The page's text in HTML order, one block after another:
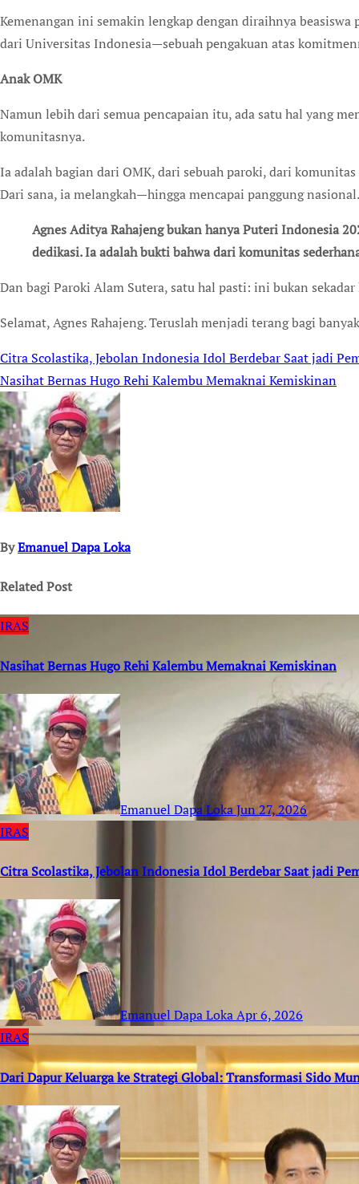
Kemenangan ini semakin lengkap dengan diraihnya
dari Universitas Indonesia—sebuah pengakuan atas
Anak OMK
Namun lebih dari semua pencapaian itu, ada satu hal yang
komunitasnya.
Ia adalah bagian dari OMK, dari sebuah paroki, dari
Dari sana, ia melangkah—hingga mencapai panggung nasional.
Agnes Aditya Rahajeng bukan hanya Puteri Indonesia 2026. Ia adalah simbol harapan, kerja keras, dan
dedikasi. Ia adalah bukti bahwa dari komunitas
Dan bagi Paroki Alam Sutera, satu hal pasti: ini bukan
Selamat, Agnes Rahajeng. Teruslah menjadi terang bagi
Post
navigation
Citra Scolastika, Jebolan Indonesia Idol Berdebar Saat jadi
Nasihat Bernas Hugo Rehi Kalembu Memaknai Kemiskinan
ByEmanuel Dapa Loka
Related Post
IRAS
Nasihat Bernas Hugo Rehi Kalembu Memaknai Kemiskinan
Emanuel Dapa LokaJun 27, 2026
IRAS
Citra Scolastika, Jebolan Indonesia Idol Berdebar Saat jadi
Emanuel Dapa LokaApr 6, 2026
IRAS
Dari Dapur Keluarga ke Strategi Global: Transformasi Sido